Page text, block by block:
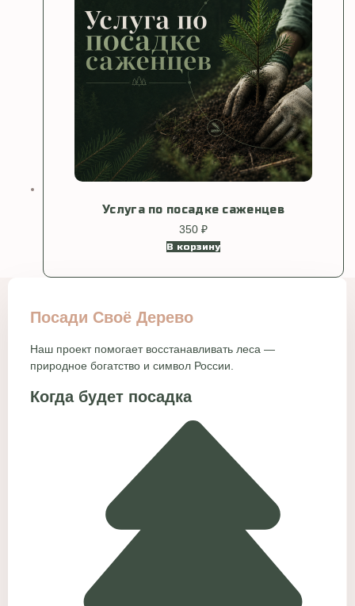
Услуга по посадке саженцев
350 ₽
В корзину
Посади Своё Дерево
Наш проект помогает восстанавливать леса —
природное богатство и символ России.
Когда будет посадка